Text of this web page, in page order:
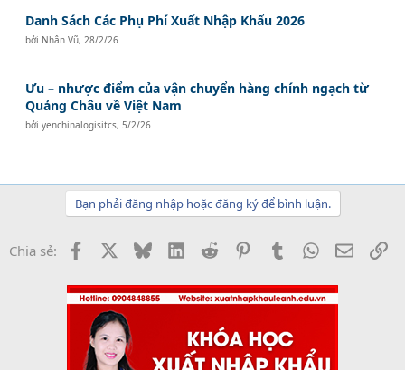
Danh Sách Các Phụ Phí Xuất Nhập Khẩu 2026
bởi Nhân Vũ, 28/2/26
Ưu – nhược điểm của vận chuyển hàng chính ngạch từ
Quảng Châu về Việt Nam
bởiyenchinalogisitcs, 5/2/26
Bạn phải đăng nhập hoặc đăng ký để bình luận.
Chia sẻ: Facebook BlueskyLinkedInReddit PinterestTumblrWhatsApp
Email